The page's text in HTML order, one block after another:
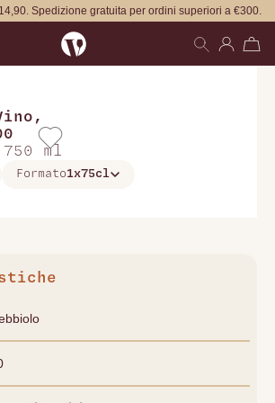
Spedizione gratuita per ordini superiori a €300.
,
ml
Formato1x75cl